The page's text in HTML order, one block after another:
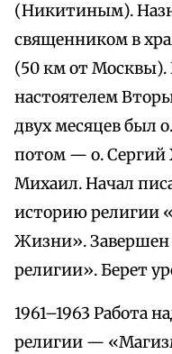
(Никитиным).
священником в
(50 км от Москвы).
настоятелем
двух месяцев был
потом — о. Сергий
Михаил. Начал
историю религии
Жизни».
религии». Берет
1961–1963 Работа
религии —